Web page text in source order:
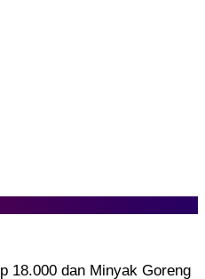
18.000 dan Minyak Goreng